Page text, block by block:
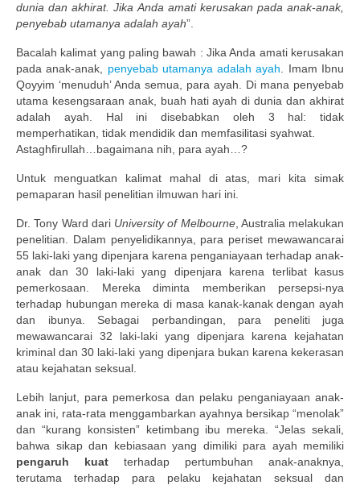
dunia dan akhirat. Jika Anda amati kerusakan pada anak-anak,
penyebab utamanya adalah ayah”.
Bacalah kalimat yang paling bawah : Jika Anda amati kerusakan
pada anak-anak,
penyebab utamanya adalah ayah . Imam Ibnu
Qoyyim ‘menuduh’ Anda semua, para ayah. Di mana penyebab
utama kesengsaraan anak, buah hati ayah di dunia dan akhirat
adalah ayah. Hal ini disebabkan oleh 3 hal: tidak
memperhatikan, tidak mendidik dan memfasilitasi syahwat.
Astaghfirullah…bagaimana nih, para ayah…?
Untuk menguatkan kalimat mahal di atas, mari kita simak
pemaparan hasil penelitian ilmuwan hari ini.
Dr. Tony Ward dari University of Melbourne, Australia melakukan
penelitian. Dalam penyelidikannya, para periset mewawancarai
55 laki-laki yang dipenjara karena penganiayaan terhadap anak-
anak dan 30 laki-laki yang dipenjara karena terlibat kasus
pemerkosaan. Mereka diminta memberikan persepsi-nya
terhadap hubungan mereka di masa kanak-kanak dengan ayah
dan ibunya. Sebagai perbandingan, para peneliti juga
mewawancarai 32 laki-laki yang dipenjara karena kejahatan
kriminal dan 30 laki-laki yang dipenjara bukan karena kekerasan
atau kejahatan seksual.
Lebih lanjut, para pemerkosa dan pelaku penganiayaan anak-
anak ini, rata-rata menggambarkan ayahnya bersikap “menolak”
dan “kurang konsisten” ketimbang ibu mereka. “Jelas sekali,
bahwa sikap dan kebiasaan yang dimiliki para ayah memiliki
pengaruh kuat terhadap pertumbuhan anak-anaknya,
terutama terhadap para pelaku kejahatan seksual dan